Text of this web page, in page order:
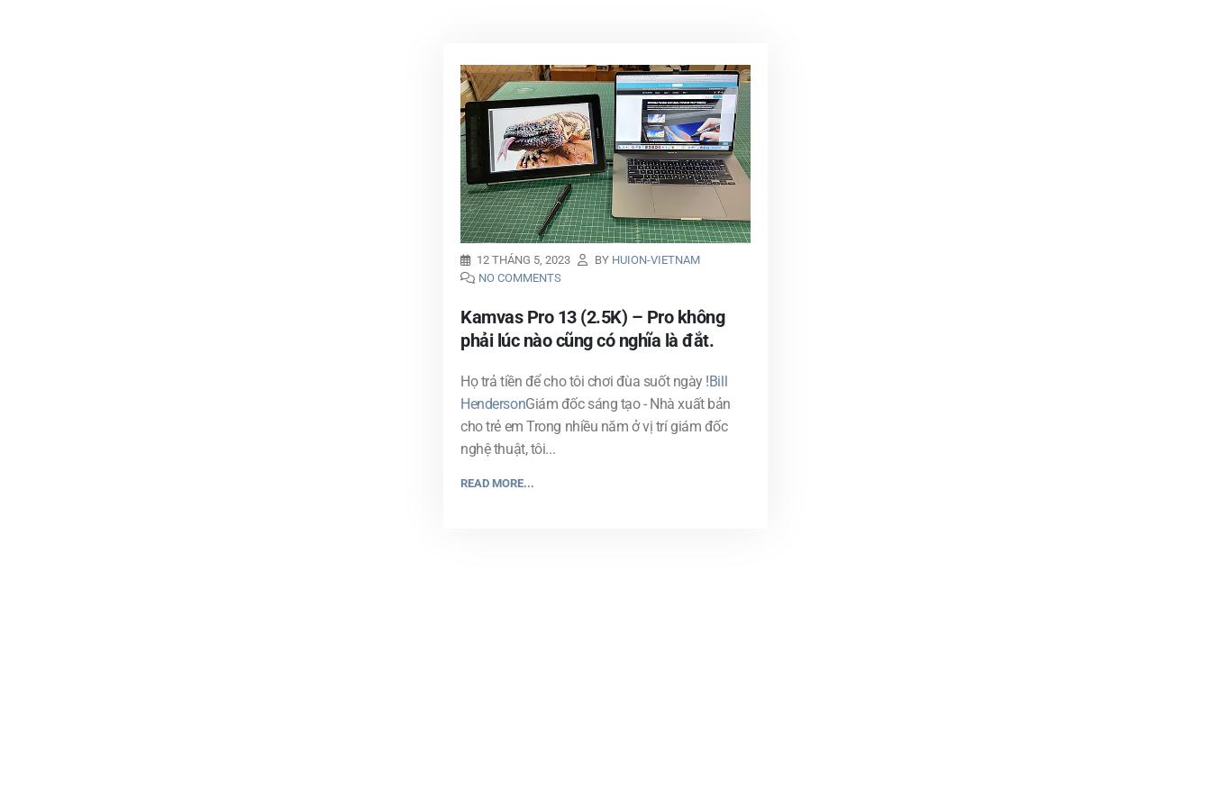
12 THÁNG 5, 2023 BY HUION-VIETNAM
NO COMMENTS
Kamvas Pro 13 (2.5K) – Pro không
phải lúc nào cũng có nghĩa là đắt.
Họ trả tiền để cho tôi chơi đùa suốt ngày !Bill
HendersonGiám đốc sáng tạo - Nhà xuất bản
cho trẻ em Trong nhiều năm ở vị trí giám đốc
nghệ thuật, tôi...
READ MORE...